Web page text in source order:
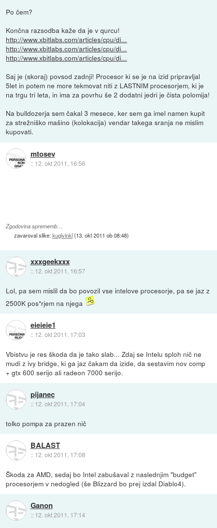
Po čem?
Končna razsodba kaže da je v qurcu!
http://www.xbitlabs.com/articles/cpu/di...
http://www.xbitlabs.com/articles/cpu/di...
http://www.xbitlabs.com/articles/cpu/di...
Saj je (skoraj) povsod zadnji! Procesor ki se je na izid pripravljal
5let in potem ne more tekmovat niti z LASTNIM procesorjem, ki je
na trgu tri leta, in ima za povrhu še 2 dodatni jedri je čista polomija!
Na bulldozerja sem čakal 3 mesece, ker sem ga imel namen kupit
za strežniško mašino (kolokacija) vendar takega sranja ne mislim
kupovati.
mtosev
:: 12. okt 2011, 16:56
Zgodovina sprememb…
zavaroval slike:kuglvinkl(13. okt 2011 ob 08:48)
xxxgeekxxx
:: 12. okt 2011, 16:57
Lol, pa sem mislil da bo povozil vse intelove procesorje, pa se jaz z
2500K pos*rjem na njega
eieieie1
:: 12. okt 2011, 17:03
Vbistvu je res škoda da je tako slab... Zdaj se Intelu sploh nič ne
mudi z ivy bridge, ki ga jaz čakam da izide, da sestavim nov comp
+ gtx 600 serijo ali radeon 7000 serijo.
pijanec
:: 12. okt 2011, 17:04
tolko pompa za prazen nič
BALAST
:: 12. okt 2011, 17:08
Škoda za AMD, sedaj bo Intel zabušaval z naslednjim "budget"
procesorjem v nedogled (še Blizzard bo prej izdal Diablo4).
Ganon
:: 12. okt 2011, 17:14